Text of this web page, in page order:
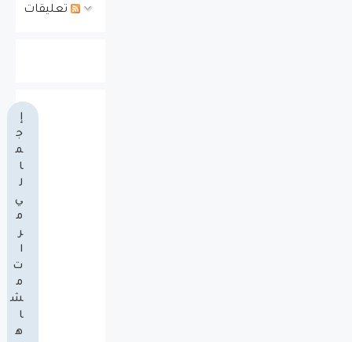
تعليقات
إ
ج
م
ا
ل
ي
م
ر
ا
ت
م
ش
ا
ه